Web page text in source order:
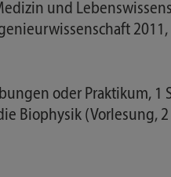
und
oder Praktikum, 1
Biophysik (Vorlesung, 2